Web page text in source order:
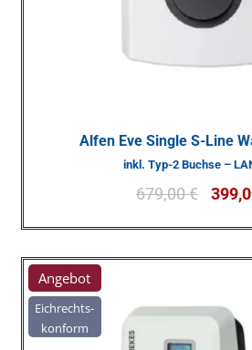
Alfen Eve Single S-Line
inkl. Typ-2 Buchse –
679,00€
Angebot
Eichrechts-
konform